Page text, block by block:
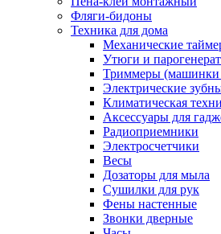
Фляги-бидоны
Техника для дома
Механические
Утюги и
Триммеры (машинки
Электрические
Климатическая
Аксессуары для
Радиоприемники
Электросчетчики
Весы
Дозаторы для мыла
Сушилки для рук
Фены настенные
Звонки дверные